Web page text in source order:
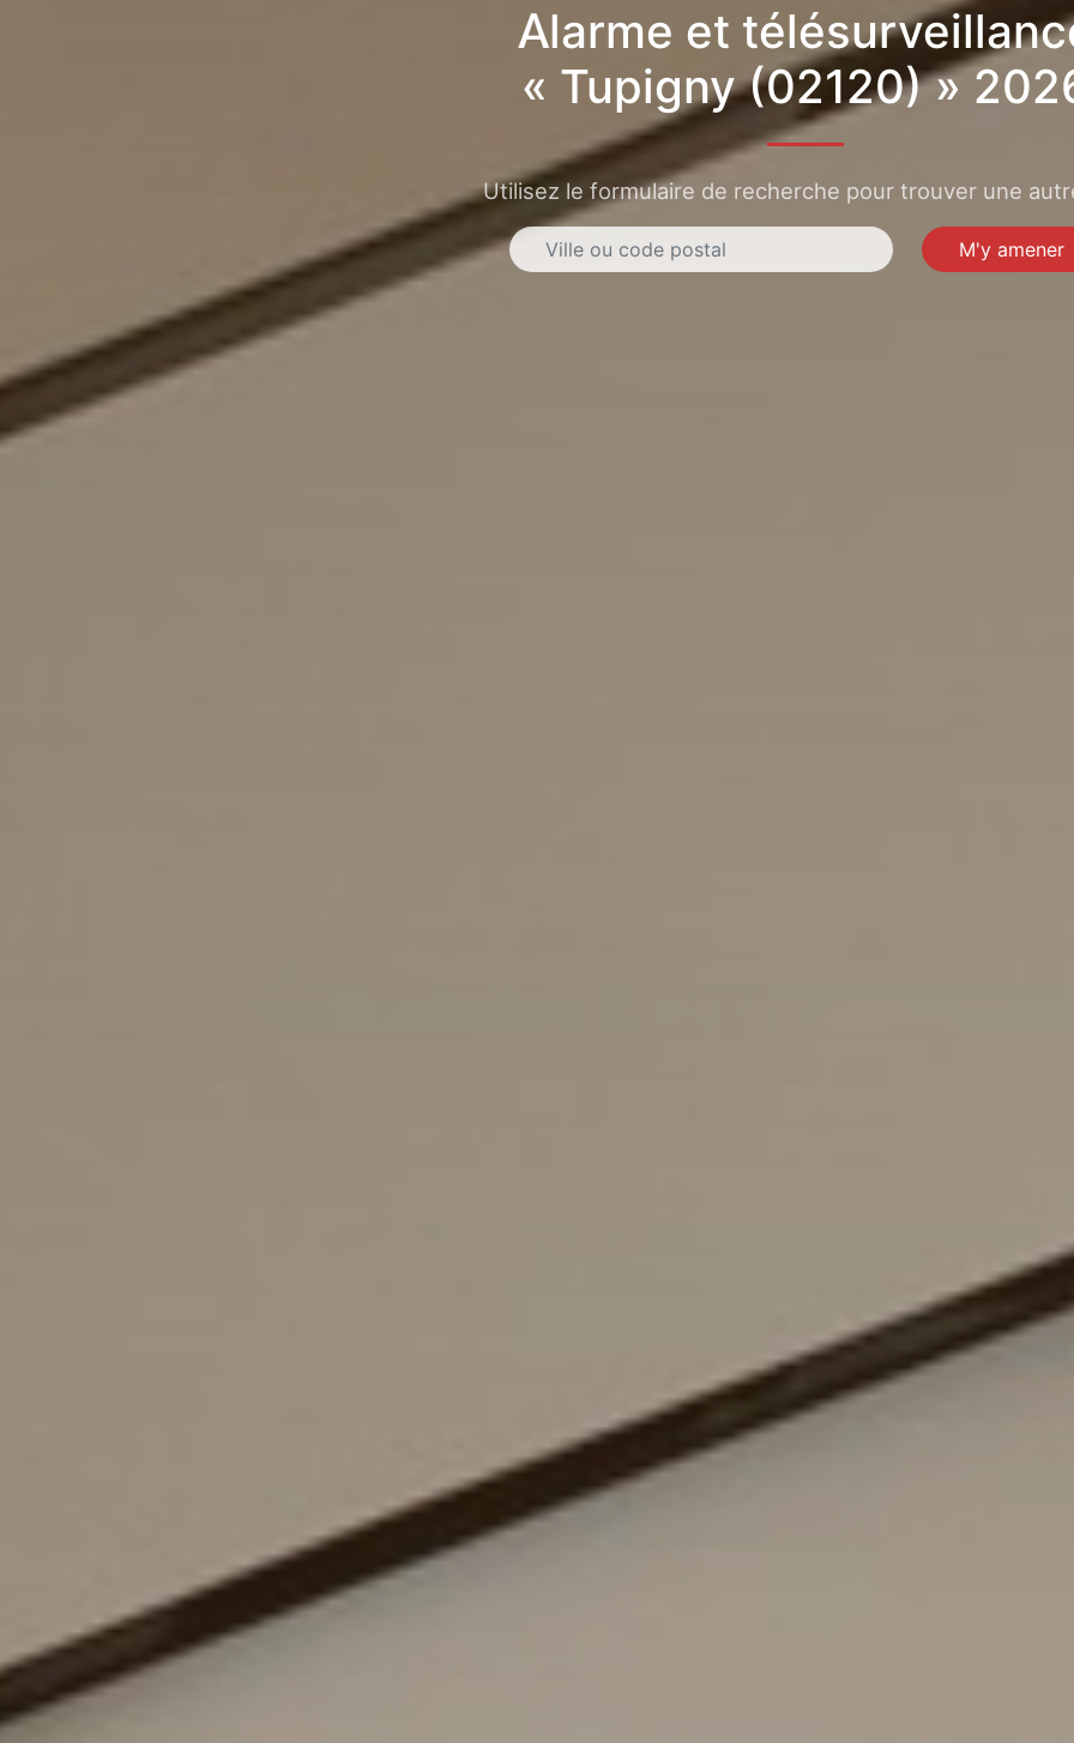
Alarme et
« Tupigny (02120) »
Utilisez le formulaire de recherche pour trouver une
M'y amener